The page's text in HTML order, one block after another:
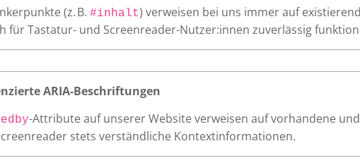
(z. B.#inhalt) verweisen bei uns immer auf
für Tastatur- und Screenreader-Nutzer:innen zuverlässig
ARIA-Beschriftungen
-Attribute auf unserer Website verweisen auf vorhandene
stets verständliche Kontextinformationen.